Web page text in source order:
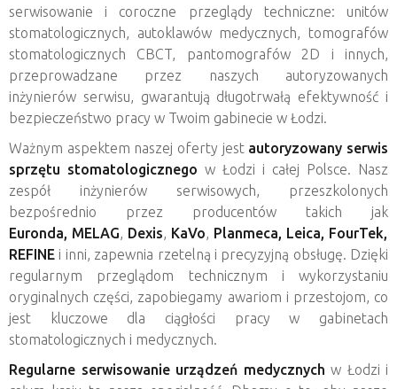
serwisowanie i coroczne przeglądy techniczne: unitów
stomatologicznych, autoklawów medycznych, tomografów
stomatologicznych CBCT, pantomografów 2D i innych,
przeprowadzane przez naszych autoryzowanych
inżynierów serwisu, gwarantują długotrwałą efektywność i
bezpieczeństwo pracy w Twoim gabinecie w Łodzi.
Ważnym aspektem naszej oferty jest autoryzowany serwis
sprzętu stomatologicznego w Łodzi i całej Polsce. Nasz
zespół inżynierów serwisowych, przeszkolonych
bezpośrednio przez producentów takich jak
Euronda, MELAG, Dexis, KaVo, Planmeca, Leica, FourTek,
REFINE i inni, zapewnia rzetelną i precyzyjną obsługę. Dzięki
regularnym przeglądom technicznym i wykorzystaniu
oryginalnych części, zapobiegamy awariom i przestojom, co
jest kluczowe dla ciągłości pracy w gabinetach
stomatologicznych i medycznych.
Regularne serwisowanie urządzeń medycznych w Łodzi i